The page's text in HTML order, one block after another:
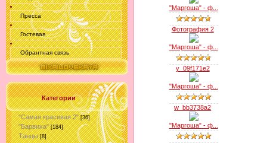
Пресса
Гостевая
Обрантная связь
Категории
"Самая красивая 2" [36]
"Барвиха" [184]
Танцы [8]
"Маргоша" - ф...
Фотография 2
"Маргоша" - ф...
y_09f171e2
"Маргоша" - ф...
w_bb3738a2
"Маргоша" - ф...